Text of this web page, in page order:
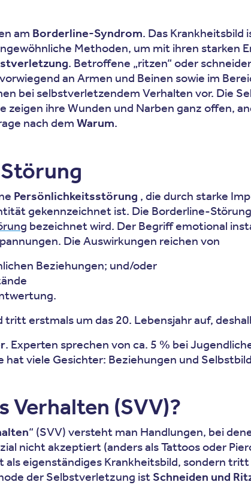
am Borderline-Syndrom. Das Krankheitsbild
Methoden, um mit ihren starken
. Betroffene „ritzen“ oder
an Armen und Beinen sowie im
bei selbstverletzendem Verhalten vor. Die
ihre Wunden und Narben ganz offen,
nach dem Warum.
Persönlichkeitsstörung , die durch starke
gekennzeichnet ist. Die Borderline-
bezeichnet wird. Der Begriff emotional
Die Auswirkungen reichen von
Beziehungen; und/oder
erstmals um das 20. Lebensjahr auf,
. Experten sprechen von ca. 5 % bei
viele Gesichter: Beziehungen und
Verhalten (SVV)?
“ (SVV) versteht man Handlungen, bei
nicht akzeptiert (anders als Tattoos oder
eigenständiges Krankheitsbild, sondern
der Selbstverletzung istSchneiden und